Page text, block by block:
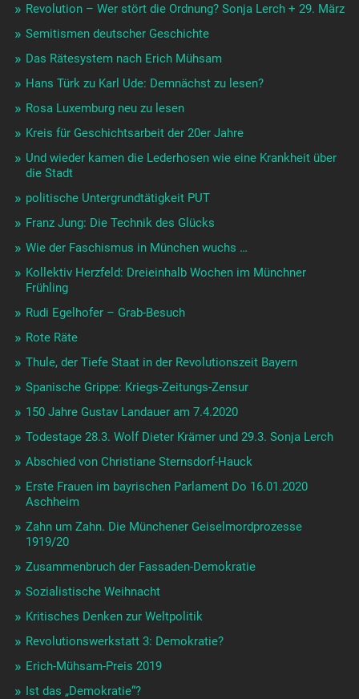
Revolution – Wer stört die Ordnung? Sonja Lerch + 29. März
Semitismen deutscher Geschichte
Das Rätesystem nach Erich Mühsam
Hans Türk zu Karl Ude: Demnächst zu lesen?
Rosa Luxemburg neu zu lesen
Kreis für Geschichtsarbeit der 20er Jahre
Und wieder kamen die Lederhosen wie eine Krankheit über
die Stadt
politische Untergrundtätigkeit PUT
Franz Jung: Die Technik des Glücks
Wie der Faschismus in München wuchs …
Kollektiv Herzfeld: Dreieinhalb Wochen im Münchner
Frühling
Rudi Egelhofer – Grab-Besuch
Rote Räte
Thule, der Tiefe Staat in der Revolutionszeit Bayern
Spanische Grippe: Kriegs-Zeitungs-Zensur
150 Jahre Gustav Landauer am 7.4.2020
Todestage 28.3. Wolf Dieter Krämer und 29.3. Sonja Lerch
Abschied von Christiane Sternsdorf-Hauck
Erste Frauen im bayrischen Parlament Do 16.01.2020
Aschheim
Zahn um Zahn. Die Münchener Geiselmordprozesse
1919/20
Zusammenbruch der Fassaden-Demokratie
Sozialistische Weihnacht
Kritisches Denken zur Weltpolitik
Revolutionswerkstatt 3: Demokratie?
Erich-Mühsam-Preis 2019
Ist das „Demokratie“?